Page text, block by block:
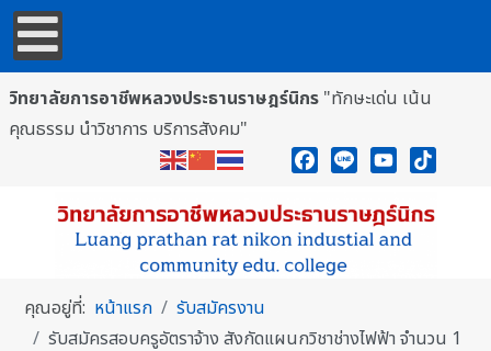
วิทยาลัยการอาชีพหลวงประธานราษฎร์นิกร "ทักษะเด่น เน้น
คุณธรรม นำวิชาการ บริการสังคม"
คุณอยู่ที่: หน้าแรก
รับสมัครงาน
รับสมัครสอบครูอัตราจ้าง สังกัดแผนกวิชาช่างไฟฟ้า จำนวน 1